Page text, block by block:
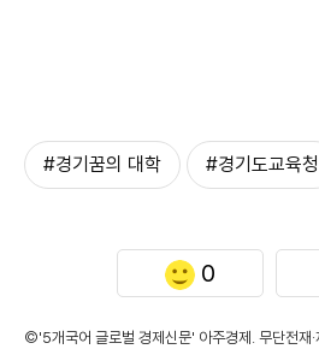
#경기꿈의 대학 #경기도교육청
0
©'5개국어 글로벌 경제신문' 아주경제. 무단전재·